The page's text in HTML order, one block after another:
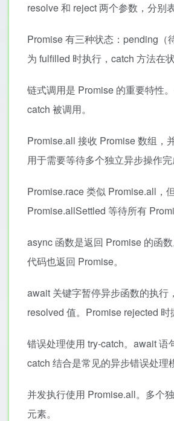
resolve 和 reject 两个参数，分别
Promise 有三种状态：pending（
为 fulfilled 时执行，catch 方法在
链式调用是 Promise 的重要特性
catch 被调用。
Promise.all 接收 Promise 数组，
用于需要等待多个独立异步操作完
Promise.race 类似 Promise.all，
Promise.allSettled 等待所有
async 函数是返回 Promise 的函
代码也返回 Promise。
await 关键字暂停异步函数的执行
resolved 值。Promise rejected 时
错误处理使用 try-catch。await
catch 结合是常见的异步错误处理
并发执行使用 Promise.all。多个
元素。